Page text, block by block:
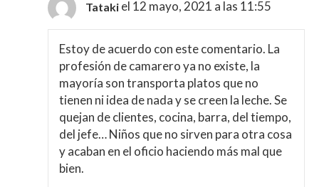
Tataki el 12 mayo, 2021 a las 11:55
Estoy de acuerdo con este comentario. La
profesión de camarero ya no existe, la
mayoría son transporta platos que no
tienen ni idea de nada y se creen la leche. Se
quejan de clientes, cocina, barra, del tiempo,
del jefe… Niños que no sirven para otra cosa
y acaban en el oficio haciendo más mal que
bien.